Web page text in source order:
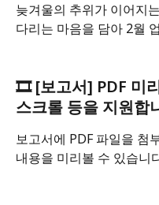
늦겨울의 추위가 이어지
다리는 마음을 담아 2월
🎞️ [보고서] PDF 미
스크롤 등을 지원합
보고서에 PDF 파일을 첨
내용을 미리볼 수 있습니